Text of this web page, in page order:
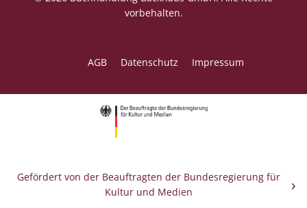
vorbehalten.
AGB Datenschutz Impressum
Gefördert von der Beauftragten der Bundesregierung für
Kultur und Medien